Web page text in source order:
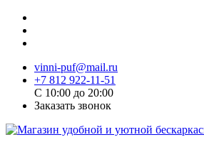
vinni-puf@mail.ru
+7 812 922-11-51
C 10:00 до 20:00
Заказать звонок